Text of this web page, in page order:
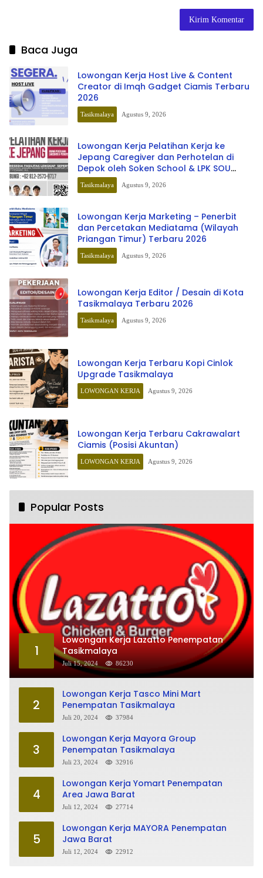
Baca Juga
Lowongan Kerja Host Live & Content
Creator di Imqh Gadget Ciamis Terbaru
2026
Tasikmalaya Agustus 9, 2026
Lowongan Kerja Pelatihan Kerja ke
Jepang Caregiver dan Perhotelan di
Depok oleh Soken School & LPK SOU
Depok School
Tasikmalaya Agustus 9, 2026
Lowongan Kerja Marketing – Penerbit
dan Percetakan Mediatama (Wilayah
Priangan Timur) Terbaru 2026
Tasikmalaya Agustus 9, 2026
Lowongan Kerja Editor / Desain di Kota
Tasikmalaya Terbaru 2026
Tasikmalaya Agustus 9, 2026
Lowongan Kerja Terbaru Kopi Cinlok
Upgrade Tasikmalaya
LOWONGAN KERJA Agustus 9, 2026
Lowongan Kerja Terbaru Cakrawalart
Ciamis (Posisi Akuntan)
LOWONGAN KERJA Agustus 9, 2026
Popular Posts
1
Lowongan Kerja Lazatto Penempatan
Tasikmalaya
Juli 15, 2024 86230
2
Lowongan Kerja Tasco Mini Mart
Penempatan Tasikmalaya
Juli 20, 2024 37984
3
Lowongan Kerja Mayora Group
Penempatan Tasikmalaya
Juli 23, 2024 32916
4
Lowongan Kerja Yomart Penempatan
Area Jawa Barat
Juli 12, 2024 27714
5
Lowongan Kerja MAYORA Penempatan
Jawa Barat
Juli 12, 2024 22912